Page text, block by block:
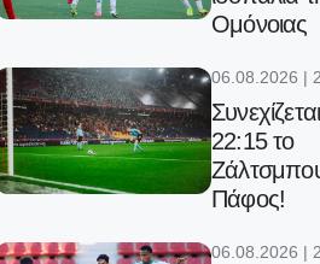
Ομόνοιας
06.08.2026 |
22:15 το
Πάφος!
06.08.2026 |